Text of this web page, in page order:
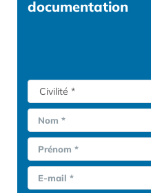
documentation
Nom *
Prénom *
E-mail *